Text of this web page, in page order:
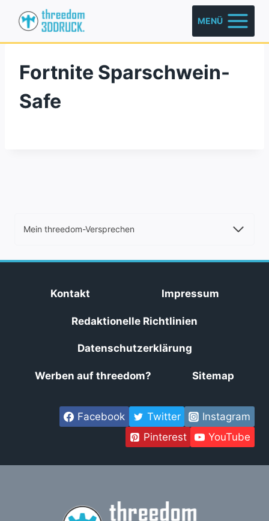
Inhalt
springen
MENÜ
Fortnite Sparschwein-
Safe
Mein threedom-Versprechen
Kontakt Impressum
Redaktionelle Richtlinien
Datenschutzerklärung
Werben auf threedom? Sitemap
Facebook Twitter
Instagram
Pinterest
YouTube